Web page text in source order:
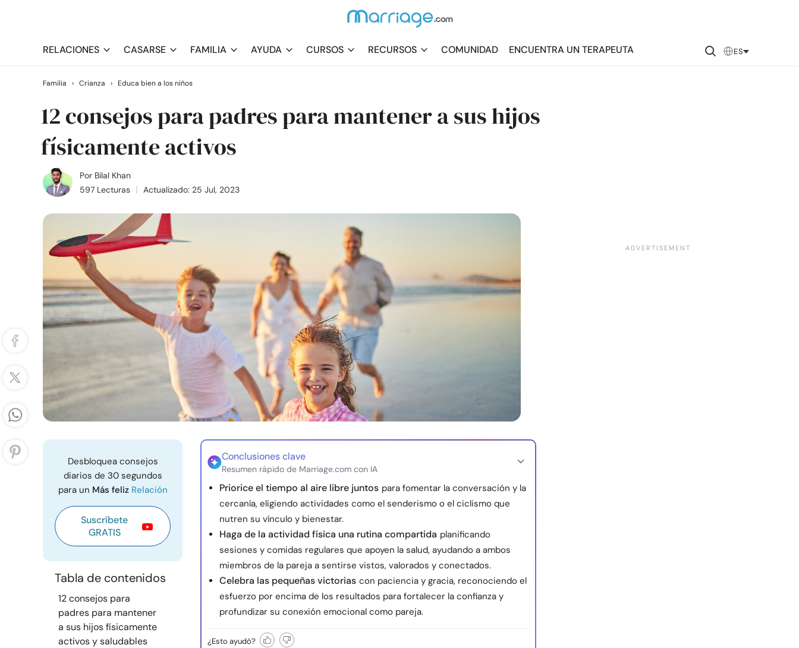
RELACIONES CASARSE FAMILIA AYUDA CURSOS RECURSOS COMUNIDAD ENCUENTRA UN TERAPEUTA ES
Familia › Crianza › Educa bien a los niños
12 consejos para padres para mantener a sus hijos
físicamente activos
Por Bilal Khan
597 Lecturas
Actualizado: 25 Jul, 2023
Desbloquea consejos
diarios de 30 segundos
para un Más feliz Relación
Suscríbete
GRATIS
Tabla de contenidos
12 consejos para
padres para mantener
a sus hijos físicamente
activos y saludables
Conclusiones clave
Resumen rápido de Marriage.com con IA
Priorice el tiempo al aire libre juntos para fomentar la conversación y la
cercanía, eligiendo actividades como el senderismo o el ciclismo que
nutren su vínculo y bienestar.
Haga de la actividad física una rutina compartida planificando
sesiones y comidas regulares que apoyen la salud, ayudando a ambos
miembros de la pareja a sentirse vistos, valorados y conectados.
Celebra las pequeñas victorias con paciencia y gracia, reconociendo el
esfuerzo por encima de los resultados para fortalecer la confianza y
profundizar su conexión emocional como pareja.
¿Esto ayudó?